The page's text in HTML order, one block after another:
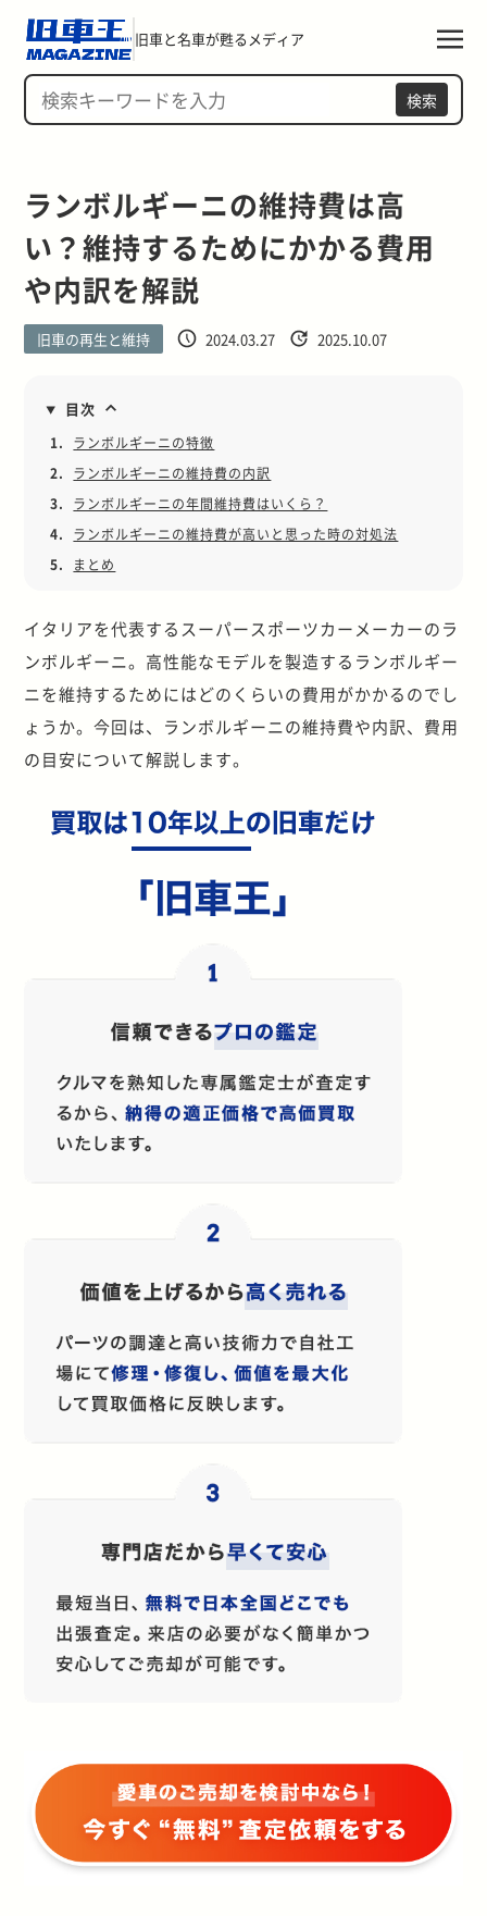
旧車と名車が甦るメディア
検索
ランボルギーニの維持費は高
い？維持するためにかかる費用
や内訳を解説
旧車の再生と維持 2024.03.27 2025.10.07
目次
1.
ランボルギーニの特徴
2.
ランボルギーニの維持費の内訳
3.
ランボルギーニの年間維持費はいくら？
4.
ランボルギーニの維持費が高いと思った時の対処法
5.
まとめ
イタリアを代表するスーパースポーツカーメーカーのラ
ンボルギーニ。高性能なモデルを製造するランボルギー
ニを維持するためにはどのくらいの費用がかかるのでし
ょうか。今回は、ランボルギーニの維持費や内訳、費用
の目安について解説します。